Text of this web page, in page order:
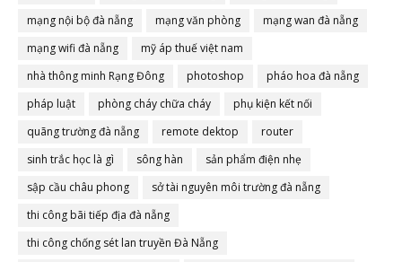
mạng nội bộ đà nẵng
mạng văn phòng
mạng wan đà nẵng
mạng wifi đà nẵng
mỹ áp thuế việt nam
nhà thông minh Rạng Đông
photoshop
pháo hoa đà nẵng
pháp luật
phòng cháy chữa cháy
phụ kiện kết nối
quãng trường đà nẵng
remote dektop
router
sinh trắc học là gì
sông hàn
sản phẩm điện nhẹ
sập cầu châu phong
sở tài nguyên môi trường đà nẵng
thi công bãi tiếp địa đà nẵng
thi công chống sét lan truyền Đà Nẵng